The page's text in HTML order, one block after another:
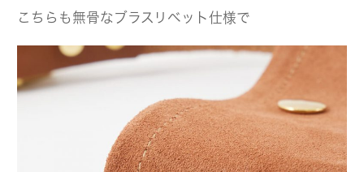
こちらも無骨なブラスリベット仕様で